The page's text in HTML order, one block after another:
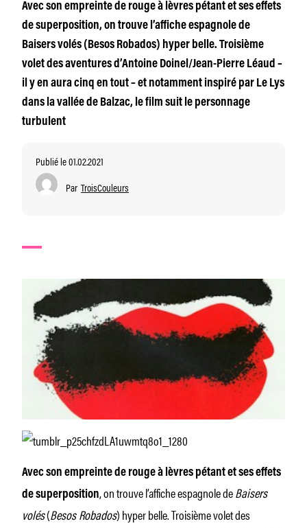
Avec son empreinte de rouge à lèvres pétant et ses effets
de superposition, on trouve l’affiche espagnole de
Baisers volés (Besos Robados) hyper belle. Troisième
volet des aventures d’Antoine Doinel/Jean-Pierre Léaud –
il y en aura cinq en tout – et notamment inspiré par Le Lys
dans la vallée de Balzac, le film suit le personnage
turbulent
Publié le 01.02.2021
Par TroisCouleurs
Avec son empreinte de rouge à lèvres pétant et ses effets
de superposition, on trouve l’affiche espagnole deBaisers
volés(Besos Robados) hyper belle. Troisième volet des